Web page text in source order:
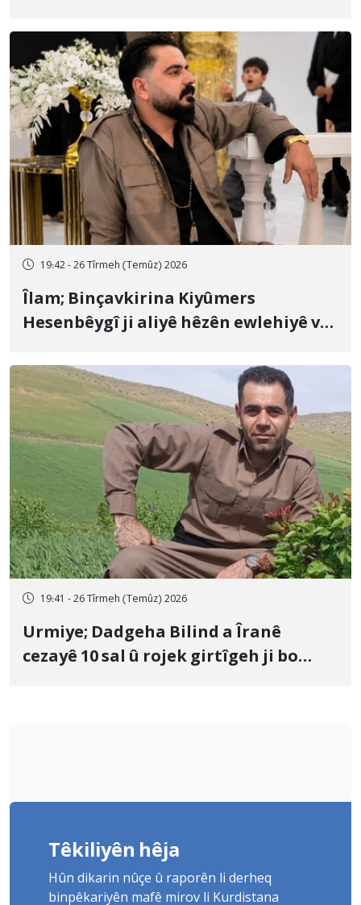
19:42 - 26 Tîrmeh (Temûz) 2026
Îlam; Binçavkirina Kiyûmers
Hesenbêygî ji aliyê hêzên ewlehiyê ve
19:41 - 26 Tîrmeh (Temûz) 2026
Urmiye; Dadgeha Bilind a Îranê
cezayê 10 sal û rojek girtîgeh ji bo
Têkiliyên hêja
Hûn dikarin nûçe û raporên li derheq
binpêkariyên mafê mirov li Kurdistana